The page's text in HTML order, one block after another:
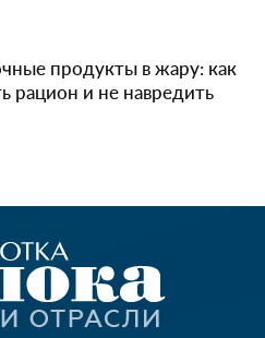
продукты в жару: как
рацион и не навредить